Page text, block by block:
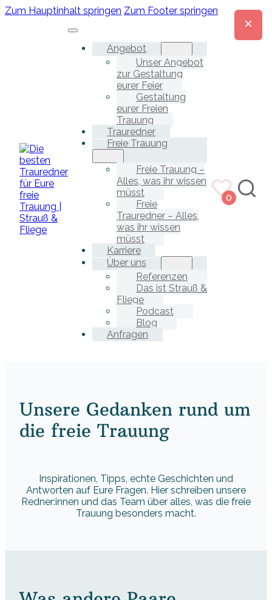
Zum Hauptinhalt springen Zum Footer springen
Angebot
Unser Angebot
zur Gestaltung
eurer Feier
Gestaltung
eurer Freien
Trauung
Trauredner
Freie Trauung
Freie Trauung –
Alles, was ihr wissen
müsst
Freie
Trauredner – Alles,
was ihr wissen
müsst
Karriere
Über uns
Referenzen
Das ist Strauß &
Fliege
Podcast
Blog
Anfragen
0
Unsere Gedanken rund um
die freie Trauung
Inspirationen, Tipps, echte Geschichten und
Antworten auf Eure Fragen. Hier schreiben unsere
Redner:innen und das Team über alles, was die freie
Trauung besonders macht.